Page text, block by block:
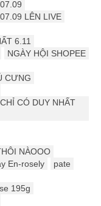
LÊN LIVE
6.11
NGÀY HỘI SHOPEE
CƯNG
CÓ DUY NHẤT
NÀOOO
En-rosely
pate
195g